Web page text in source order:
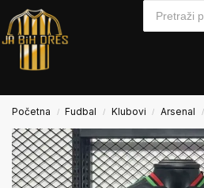
Početna / Fudbal / Klubovi / Arsenal /